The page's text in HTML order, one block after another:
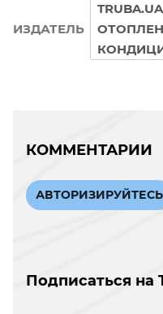
ИЗДАТЕЛЬ
КОММЕНТАРИИ
АВТОРИЗИРУЙТЕСЬ
Подписаться на